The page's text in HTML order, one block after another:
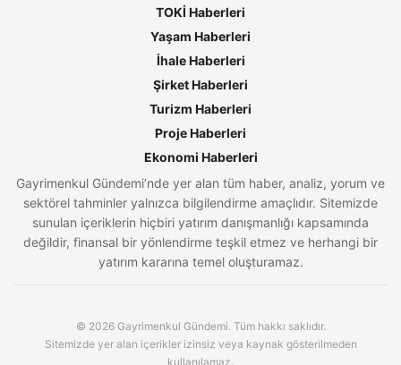
TOKİ Haberleri
Yaşam Haberleri
İhale Haberleri
Şirket Haberleri
Turizm Haberleri
Proje Haberleri
Ekonomi Haberleri
Gayrimenkul Gündemi’nde yer alan tüm haber, analiz, yorum ve
sektörel tahminler yalnızca bilgilendirme amaçlıdır. Sitemizde
sunulan içeriklerin hiçbiri yatırım danışmanlığı kapsamında
değildir, finansal bir yönlendirme teşkil etmez ve herhangi bir
yatırım kararına temel oluşturamaz.
© 2026 Gayrimenkul Gündemi. Tüm hakkı saklıdır.
Sitemizde yer alan içerikler izinsiz veya kaynak gösterilmeden
kullanılamaz.